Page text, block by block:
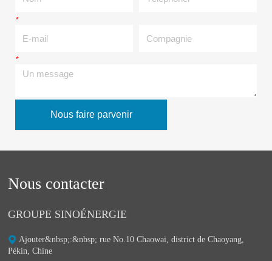
*E-mail
*Un message
Nous faire parvenir
Nous contacter
GROUPE SINOÉNERGIE
Ajouter&nbsp;:&nbsp;ㅤ rue No.10 Chaowai, district de Chaoyang,
Pékin, Chine